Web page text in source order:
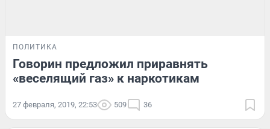
ПОЛИТИКА
Говорин предложил приравнять
«веселящий газ» к наркотикам
27 февраля, 2019, 22:53 509 36